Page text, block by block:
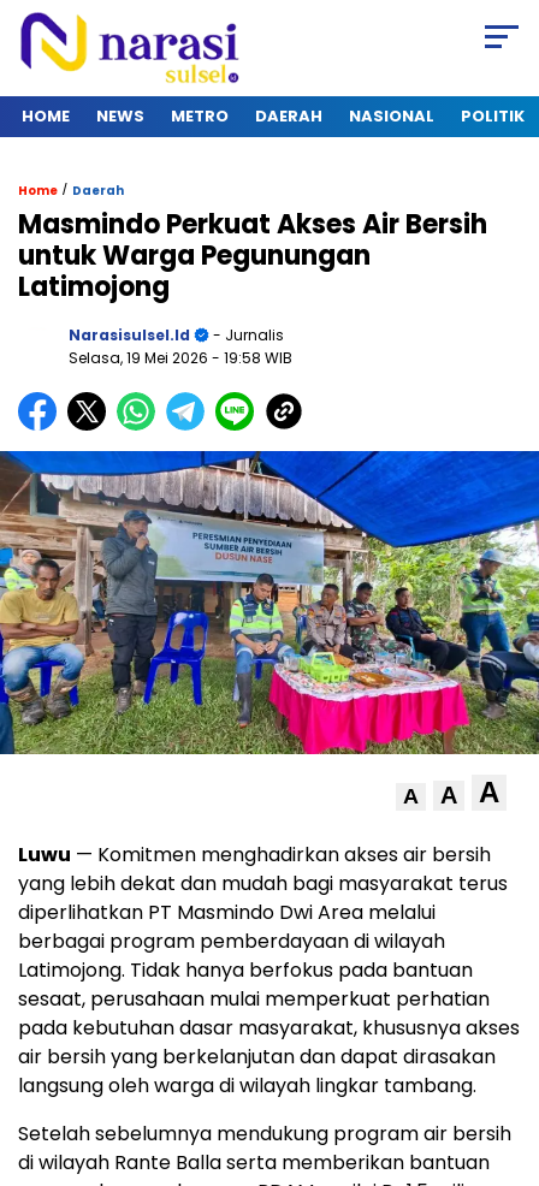
HOME NEWS METRO DAERAH NASIONAL POLITIK
Home / Daerah
Masmindo Perkuat Akses Air Bersih
untuk Warga Pegunungan
Latimojong
Narasisulsel.id
- Jurnalis
Selasa, 19 Mei 2026 - 19:58 WIB
A A A
Luwu — Komitmen menghadirkan akses air bersih
yang lebih dekat dan mudah bagi masyarakat terus
diperlihatkan PT Masmindo Dwi Area melalui
berbagai program pemberdayaan di wilayah
Latimojong. Tidak hanya berfokus pada bantuan
sesaat, perusahaan mulai memperkuat perhatian
pada kebutuhan dasar masyarakat, khususnya akses
air bersih yang berkelanjutan dan dapat dirasakan
langsung oleh warga di wilayah lingkar tambang.
Setelah sebelumnya mendukung program air bersih
di wilayah Rante Balla serta memberikan bantuan